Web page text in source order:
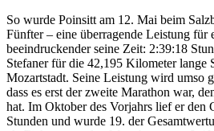
So wurde Poinsitt am 12. Mai beim
Fünfter – eine überragende Leistung
beeindruckender seine Zeit: 2:39:18
Stefaner für die 42,195 Kilometer lange
Mozartstadt. Seine Leistung wird umso
dass es erst der zweite Marathon war,
hat. Im Oktober des Vorjahrs lief er den
Stunden und wurde 19. der